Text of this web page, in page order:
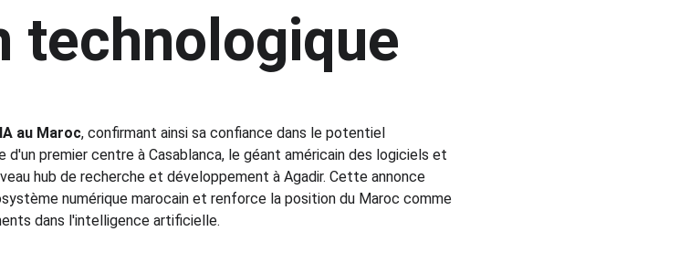
technologique
au Maroc, confirmant ainsi sa confiance dans le potentiel
d'un premier centre à Casablanca, le géant américain des logiciels et
hub de recherche et développement à Agadir. Cette annonce
numérique marocain et renforce la position du Maroc comme
dans l'intelligence artificielle.